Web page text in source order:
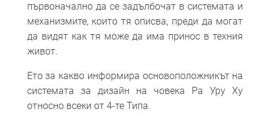
първоначално да се задълбочат в системата и
механизмите, които тя описва, преди да могат
да видят как тя може да има принос в техния
живот.
Ето за какво информира основоположникът на
системата за дизайн на човека Ра Уру Ху
относно всеки от 4-те Типа.